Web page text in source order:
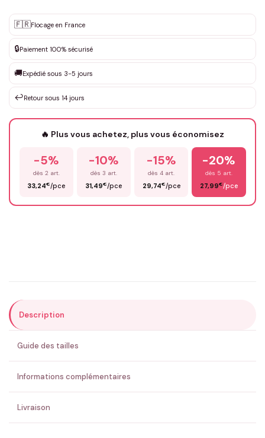
✨ Personnalisation sur mesure
DEVIS GRATUIT · Personnalisation de 3 à 10€ selon la demande
Que souhaitez-vous ?*
Votre texte / idée*
Prénom*
ENVOYER MA DEMANDE ✨
💚 Retour sous 24-48h🇫🇷 Flocage en France✅ Validation avant fabrication
🇫🇷Flocage en France
🔒Paiement 100% sécurisé
🚚Expédié sous 3-5 jours
↩️Retour sous 14 jours
🔥 Plus vous achetez, plus vous économisez
-5%
dès 2 art.
33,24€/pce
-10%
dès 3 art.
31,49€/pce
-15%
dès 4 art.
29,74€/pce
-20%
dès 5 art.
27,99€/pce
Description
Guide des tailles
Informations complémentaires
Livraison